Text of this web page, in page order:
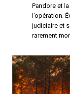
Pandore et
l’opération.
judiciaire et
rarement